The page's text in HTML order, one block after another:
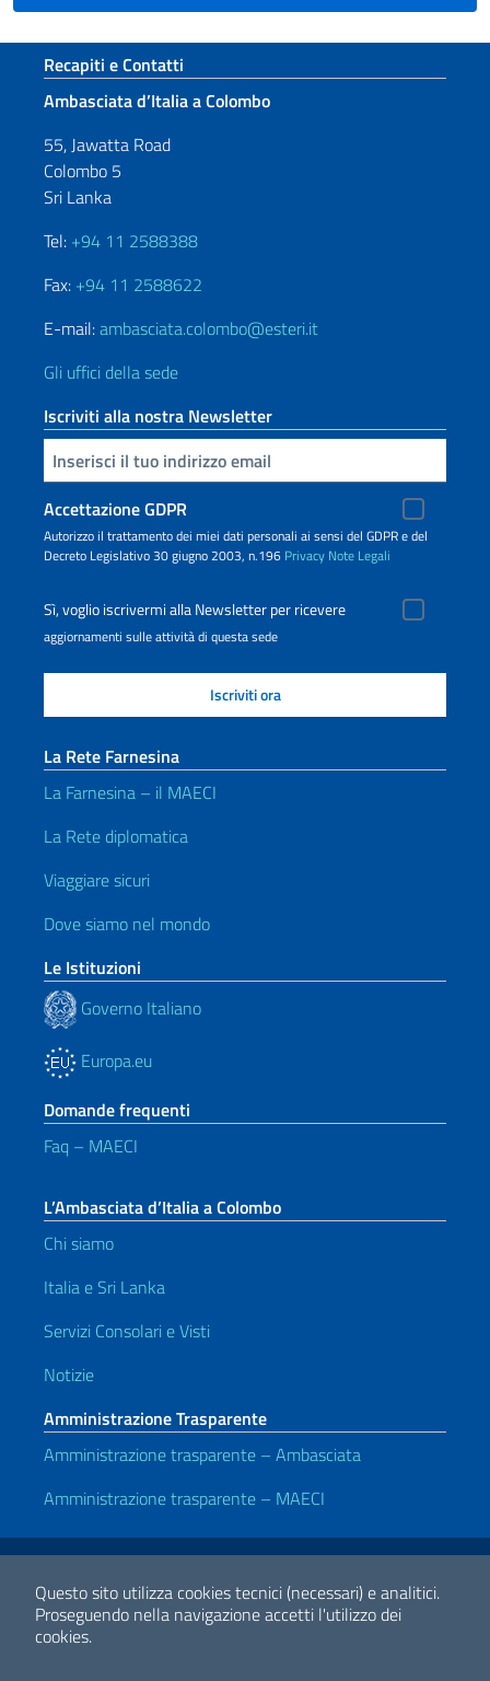
Questo sito utilizza cookies tecnici (necessari) e analitici.
Proseguendo nella navigazione accetti l'utilizzo dei
cookies.
Sezione footer
Recapiti e Contatti
Ambasciata d’Italia a Colombo
55, Jawatta Road
Colombo 5
Sri Lanka
Tel: +94 11 2588388
Fax: +94 11 2588622
E-mail:ambasciata.colombo@esteri.it
Gli uffici della sede
Iscriviti alla nostra Newsletter
Inserisci la tua email
Accettazione GDPR
Autorizzo il trattamento dei miei dati personali ai sensi del GDPR e del
Decreto Legislativo 30 giugno 2003, n.196 Privacy Note Legali
Sì, voglio iscrivermi alla Newsletter per ricevere
aggiornamenti sulle attività di questa sede
La Rete Farnesina
La Farnesina – il MAECI
La Rete diplomatica
Viaggiare sicuri
Dove siamo nel mondo
Le Istituzioni
Governo Italiano
Europa.eu
Domande frequenti
Faq – MAECI
L’Ambasciata d’Italia a Colombo
Chi siamo
Italia e Sri Lanka
Servizi Consolari e Visti
Notizie
Amministrazione Trasparente
Amministrazione trasparente – Ambasciata
Amministrazione trasparente – MAECI
Link Utili